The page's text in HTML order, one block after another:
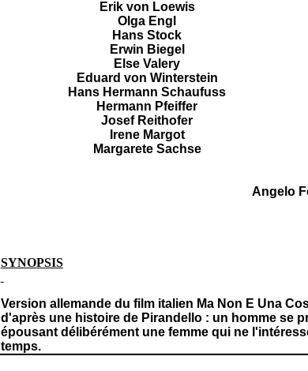
Erik von Loewis
Olga Engl
Hans Stock
Erwin Biegel
Else Valery
Eduard von Winterstein
Hans Hermann Schaufuss
Hermann Pfeiffer
Josef Reithofer
Irene Margot
Margarete Sachse
Angelo
SYNOPSIS
Version allemande du film italien Ma Non E Una
d'après une histoire de Pirandello : un homme se
épousant délibérément une femme qui ne
temps.